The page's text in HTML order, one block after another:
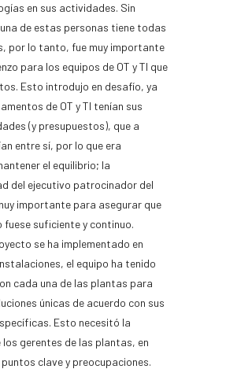
en sus actividades. Sin
de estas personas tiene todas
por lo tanto, fue muy importante
para los equipos de OT y TI que
Esto introdujo en desafío, ya
de OT y TI tenían sus
(y presupuestos), que a
entre sí, por lo que era
el equilibrio; la
del ejecutivo patrocinador del
importante para asegurar que
fuese suficiente y continuo.
se ha implementado en
el equipo ha tenido
cada una de las plantas para
únicas de acuerdo con sus
Esto necesitó la
gerentes de las plantas, en
clave y preocupaciones.